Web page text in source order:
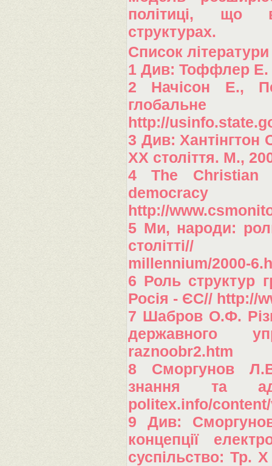
політиці, що
структурах.
Список літератури
1 Див: Тоффлер Е.
2 Начісон Е.,
http://
3 Див: Хантінгтон
ХХ століття. М.,
4 The Christian
http://
5 Ми, народи:
столітті//
millennium/2000-
6 Роль структур
Росія - ЄС// http://
7 Шабров О.Ф.
державного
raznoobr2.htm
8 Сморгунов
знання та
politex.info/
9 Див:
концепції
суспільство: Тр.